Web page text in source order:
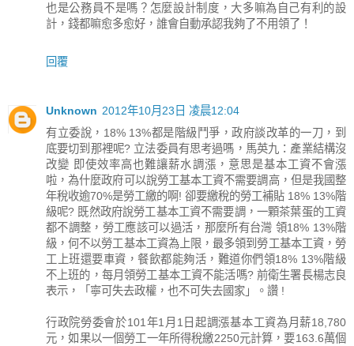
也是公務員不是嗎？怎麼設計制度，大多嘛為自己有利的設
計，錢都嘛愈多愈好，誰會自動承認我夠了不用領了！
回覆
Unknown 2012年10月23日 凌晨12:04
有立委說，18% 13%都是階級鬥爭，政府談改革的一刀，到
底要切到那裡呢? 立法委員有思考過嗎，馬英九：產業結構沒
改變 即使效率高也難讓薪水調漲，意思是基本工資不會漲
啦，為什麼政府可以說勞工基本工資不需要調高，但是我國整
年稅收逾70%是勞工繳的啊! 卻要繳稅的勞工補貼 18% 13%階
級呢? 既然政府說勞工基本工資不需要調，一顆茶葉蛋的工資
都不調整，勞工應該可以過活，那麼所有台灣 領18% 13%階
級，何不以勞工基本工資為上限，最多領到勞工基本工資，勞
工上班還要車資，餐飲都能夠活，難道你們領18% 13%階級
不上班的，每月領勞工基本工資不能活嗎? 前衛生署長楊志良
表示，「寧可失去政權，也不可失去國家」。讚 !
行政院勞委會於101年1月1日起調漲基本工資為月薪18,780
元，如果以一個勞工一年所得稅繳2250元計算，要163.6萬個